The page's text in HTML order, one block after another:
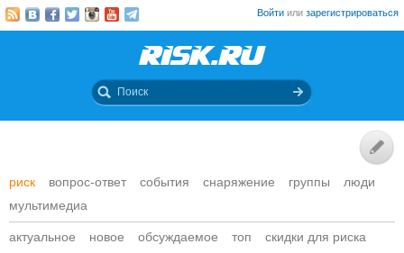
Войти или зарегистрироваться
риск вопрос-ответ события снаряжение группы
люди
мультимедиа
актуальное новое обсуждаемое топ скидки для риска